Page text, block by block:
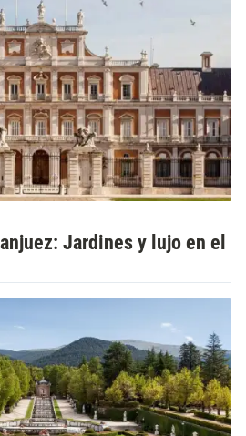
Jardines y lujo en el